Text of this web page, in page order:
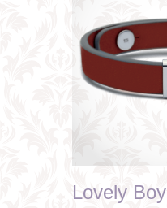
Lovely Boy